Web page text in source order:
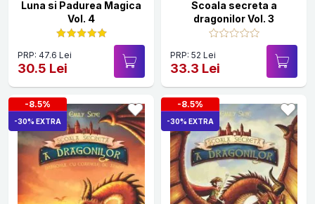
Luna si Padurea Magica
Vol. 4
PRP: 47.6 Lei
30.5 Lei
Scoala secreta a
dragonilor Vol. 3
PRP: 52 Lei
33.3 Lei
-8.5%
-30% EXTRA
-8.5%
-30% EXTRA